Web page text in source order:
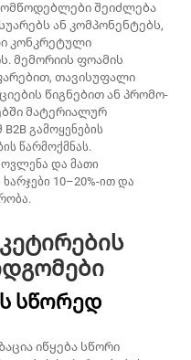
შეიძლება
ან კომპონენტებს,
კონკრეტული
მემორიის ფოამის
თავისუფალი
წიგნებით ან პრომო-
მატერიალურ
გამოყენების
წარმოქმნას.
და მათი
10–20%-ით და
სწორედ
იწყება სწორი